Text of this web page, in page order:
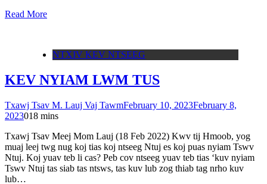
Read More
NTXIV KEV NTSEEG
KEV NYIAM LWM TUS
Txawj Tsav M. Lauj Vaj TawmFebruary 10, 2023February 8,
2023018 mins
Txawj Tsav Meej Mom Lauj (18 Feb 2022) Kwv tij Hmoob, yog
muaj leej twg nug koj tias koj ntseeg Ntuj es koj puas nyiam Tswv
Ntuj. Koj yuav teb li cas? Peb cov ntseeg yuav teb tias ‘kuv nyiam
Tswv Ntuj tas siab tas ntsws, tas kuv lub zog thiab tag nrho kuv
lub…